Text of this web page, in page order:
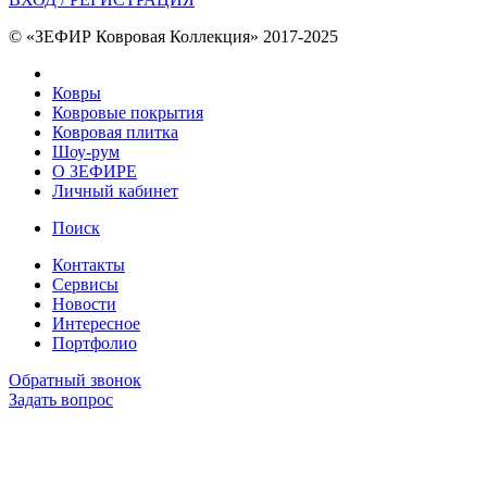
© «ЗЕФИР Ковровая Коллекция» 2017-2025
Ковры
Ковровые покрытия
Ковровая плитка
Шоу-рум
О ЗЕФИРЕ
Личный кабинет
Поиск
Контакты
Сервисы
Новости
Интересное
Портфолио
Обратный звонок
Задать вопрос